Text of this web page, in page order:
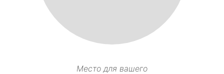
Место для вашего